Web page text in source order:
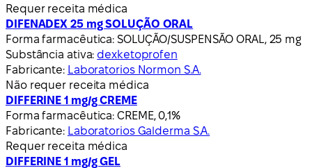
Requer receita médica
DIFENADEX 25 mg SOLUÇÃO ORAL
Forma farmacêutica: SOLUÇÃO/SUSPENSÃO ORAL, 25 mg
Substância ativa: dexketoprofen
Fabricante: Laboratorios Normon S.A.
Não requer receita médica
DIFFERINE 1 mg/g CREME
Forma farmacêutica: CREME, 0,1%
Fabricante: Laboratorios Galderma S.A.
Requer receita médica
DIFFERINE 1 mg/g GEL